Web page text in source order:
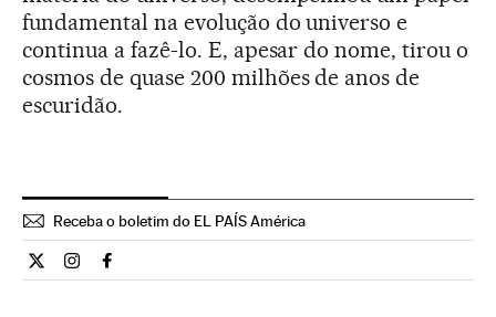
fundamental na evolução do universo e
continua a fazê-lo. E, apesar do nome, tirou o
cosmos de quase 200 milhões de anos de
escuridão.
Receba o boletim do EL PAÍS América
Ciencia El País Brasil en Twitter
Ciencia El País Brasil en Instagram
Ciencia El País Brasil en Facebook